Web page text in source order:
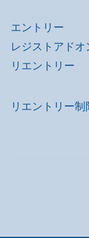
エントリー
レジストアド
リエントリー
リエントリー制